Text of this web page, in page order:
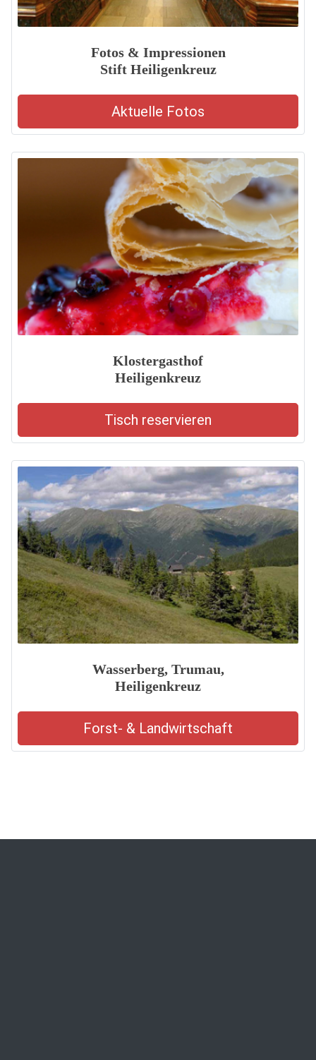
Fotos & Impressionen
Stift Heiligenkreuz
Aktuelle Fotos
Klostergasthof
Heiligenkreuz
Tisch reservieren
Wasserberg, Trumau,
Heiligenkreuz
Forst- & Landwirtschaft